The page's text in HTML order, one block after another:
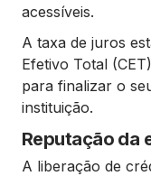
acessíveis.
A taxa de juros
Efetivo Total
para finalizar o
instituição.
Reputação da
A liberação de